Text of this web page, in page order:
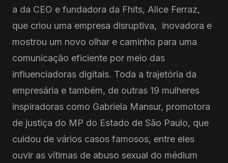
a da CEO e fundadora da Fhits, Alice Ferraz,
que criou uma empresa disruptiva, inovadora e
mostrou um novo olhar e caminho para uma
comunicação eficiente por meio das
influenciadoras digitais. Toda a trajetória da
empresária e também, de outras 19 mulheres
inspiradoras como Gabriela Mansur, promotora
de justiça do MP do Estado de São Paulo, que
cuidou de vários casos famosos, entre eles
ouvir as vítimas de abuso sexual do médium